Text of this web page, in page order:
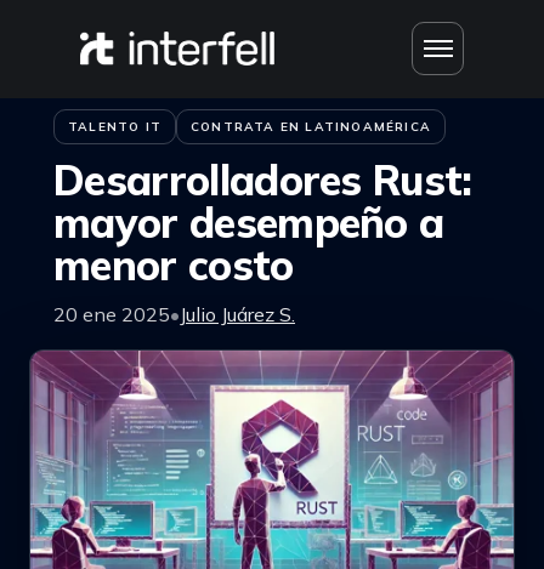
Saltar al contenido
TALENTO IT CONTRATA EN LATINOAMÉRICA
Desarrolladores Rust:
mayor desempeño a
menor costo
20 ene 2025•Julio Juárez S.